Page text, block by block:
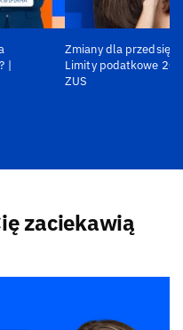
|
Zmiany dla
Limity podatkowe
ZUS
zaciekawią